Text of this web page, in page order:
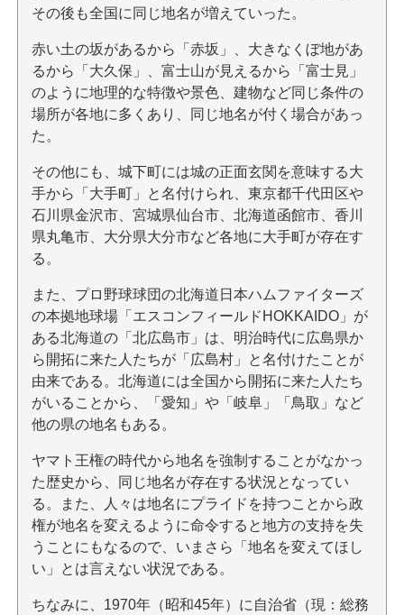
その後も全国に同じ地名が増えていった。
赤い土の坂があるから「赤坂」、大きなくぼ地があ
るから「大久保」、富士山が見えるから「富士見」
のように地理的な特徴や景色、建物など同じ条件の
場所が各地に多くあり、同じ地名が付く場合があっ
た。
その他にも、城下町には城の正面玄関を意味する大
手から「大手町」と名付けられ、東京都千代田区や
石川県金沢市、宮城県仙台市、北海道函館市、香川
県丸亀市、大分県大分市など各地に大手町が存在す
る。
また、プロ野球球団の北海道日本ハムファイターズ
の本拠地球場「エスコンフィールドHOKKAIDO」が
ある北海道の「北広島市」は、明治時代に広島県か
ら開拓に来た人たちが「広島村」と名付けたことが
由来である。北海道には全国から開拓に来た人たち
がいることから、「愛知」や「岐阜」「鳥取」など
他の県の地名もある。
ヤマト王権の時代から地名を強制することがなかっ
た歴史から、同じ地名が存在する状況となってい
る。また、人々は地名にプライドを持つことから政
権が地名を変えるように命令すると地方の支持を失
うことにもなるので、いまさら「地名を変えてほし
い」とは言えない状況である。
ちなみに、1970年（昭和45年）に自治省（現：総務